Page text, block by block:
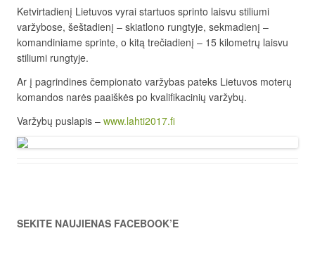
Ketvirtadienį Lietuvos vyrai startuos sprinto laisvu stiliumi
varžybose, šeštadienį – skiatlono rungtyje, sekmadienį –
komandiniame sprinte, o kitą trečiadienį – 15 kilometrų laisvu
stiliumi rungtyje.
Ar į pagrindines čempionato varžybas pateks Lietuvos moterų
komandos narės paaiškės po kvalifikacinių varžybų.
Varžybų puslapis – www.lahti2017.fi
SEKITE NAUJIENAS FACEBOOK’E